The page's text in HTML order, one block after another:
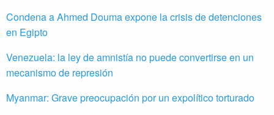
Condena a Ahmed Douma expone la crisis de detenciones
en Egipto
Venezuela: la ley de amnistía no puede convertirse en un
mecanismo de represión
Myanmar: Grave preocupación por un expolítico torturado